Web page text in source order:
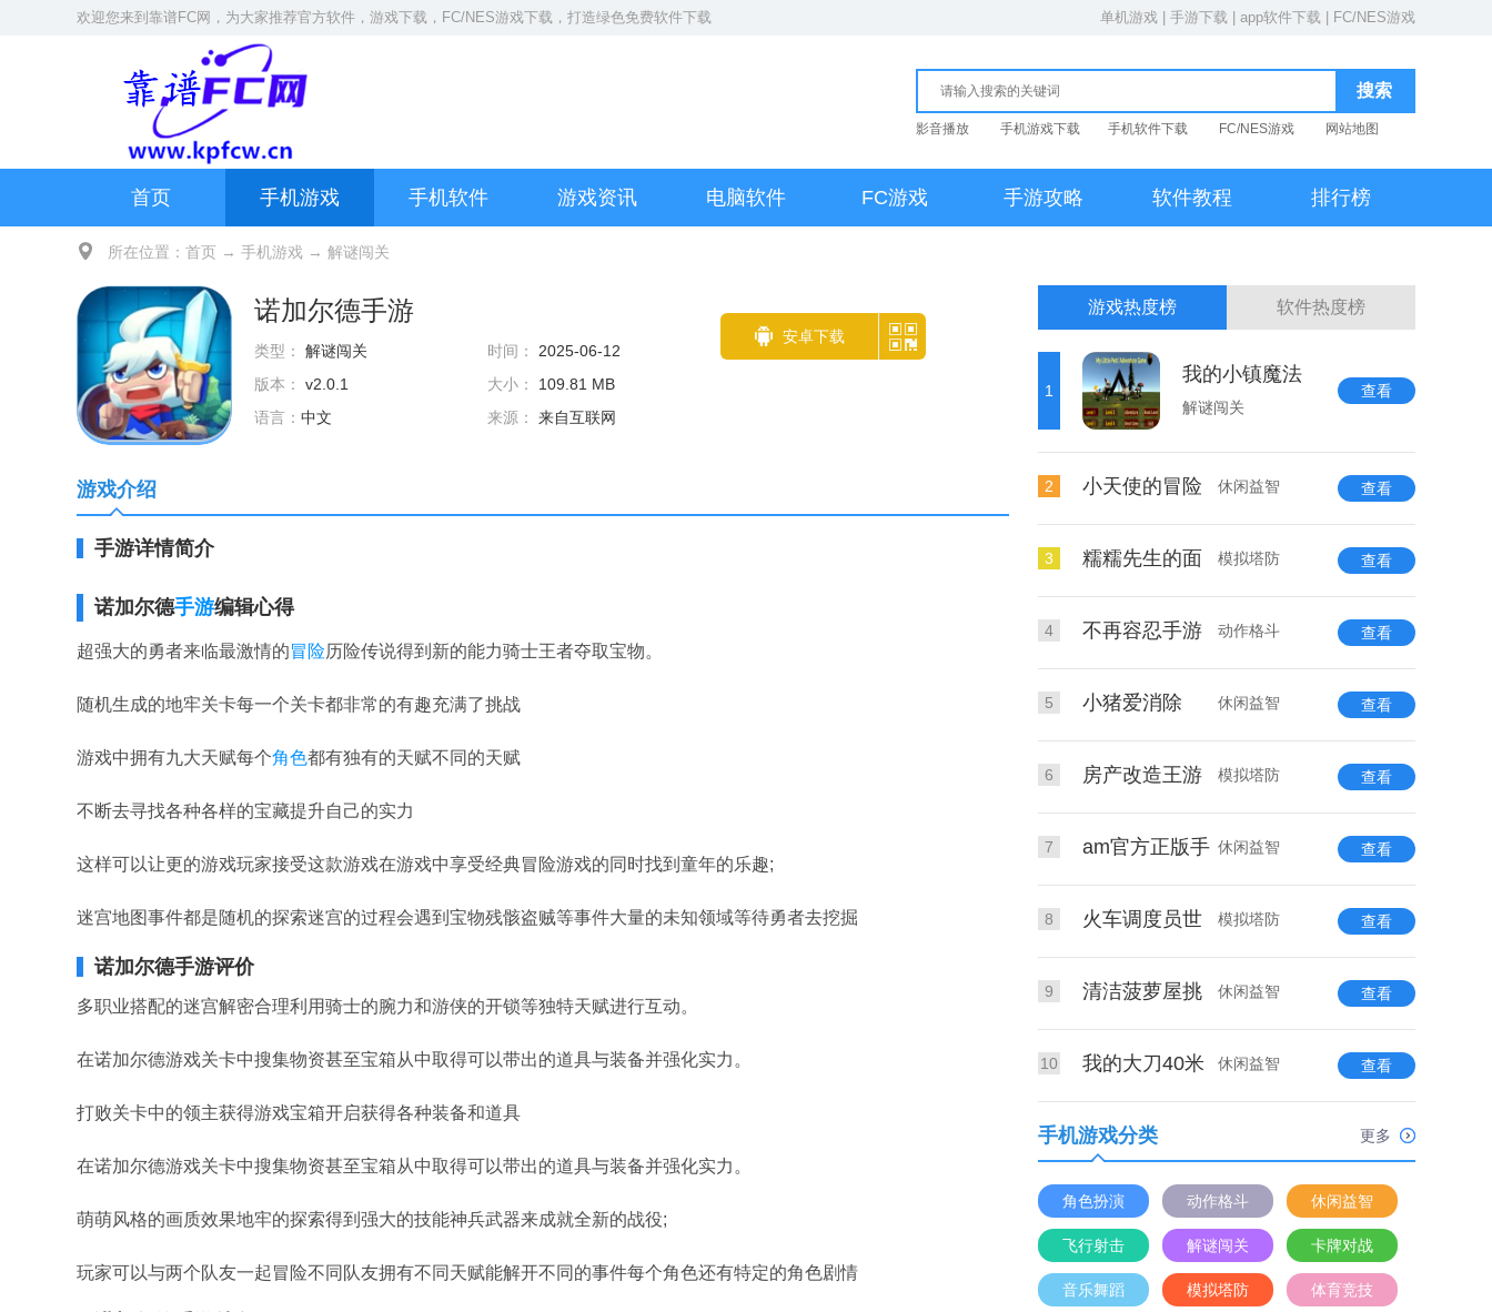
欢迎您来到 靠谱FC网 ，为大家推荐官方软件，游戏下载， FC/NES游戏下载 ，打造绿色免费软件下载 单机游戏 手游下载 app软件下载 FC/NES游戏
影音播放 手机游戏下载 手机软件下载 FC/NES游戏 网站地图
首页 手机游戏 手机软件 游戏资讯 电脑软件 FC游戏 手游攻略 软件教程 排行榜
所在位置： 首页 → 手机游戏 → 解谜闯关
诺加尔德手游
类型： 解谜闯关 时间： 2025-06-12
版本： v2.0.1 大小：
109.81 MB
语言： 中文 来源： 来自互联网
安卓下载
游戏介绍
手游详情简介
诺加尔德手游编辑心得
超强大的勇者来临最激情的冒险历险传说得到新的能力骑士王者夺取宝物。
随机生成的地牢关卡每一个关卡都非常的有趣充满了挑战
游戏中拥有九大天赋每个角色都有独有的天赋不同的天赋
不断去寻找各种各样的宝藏提升自己的实力
这样可以让更的游戏玩家接受这款游戏在游戏中享受经典冒险游戏的同时找到童年的乐趣;
迷宫地图事件都是随机的探索迷宫的过程会遇到宝物残骸盗贼等事件大量的未知领域等待勇者去挖掘
诺加尔德手游评价
多职业搭配的迷宫解密合理利用骑士的腕力和游侠的开锁等独特天赋进行互动。
在诺加尔德游戏关卡中搜集物资甚至宝箱从中取得可以带出的道具与装备并强化实力。
打败关卡中的领主获得游戏宝箱开启获得各种装备和道具
在诺加尔德游戏关卡中搜集物资甚至宝箱从中取得可以带出的道具与装备并强化实力。
萌萌风格的画质效果地牢的探索得到强大的技能神兵武器来成就全新的战役;
玩家可以与两个队友一起冒险不同队友拥有不同天赋能解开不同的事件每个角色还有特定的角色剧情
游戏热度榜 软件热度榜
1
我的小镇魔法
解谜闯关
查看
2 小天使的冒险 休闲益智 查看
3 糯糯先生的面 模拟塔防 查看
4 不再容忍手游 动作格斗 查看
5 小猪爱消除 休闲益智 查看
6 房产改造王游 模拟塔防 查看
7 am官方正版手 休闲益智 查看
8 火车调度员世 模拟塔防 查看
9 清洁菠萝屋挑 休闲益智 查看
10 我的大刀40米 休闲益智 查看
手机游戏分类 更多
角色扮演 动作格斗 休闲益智
飞行射击 解谜闯关 卡牌对战
音乐舞蹈 模拟塔防 体育竞技